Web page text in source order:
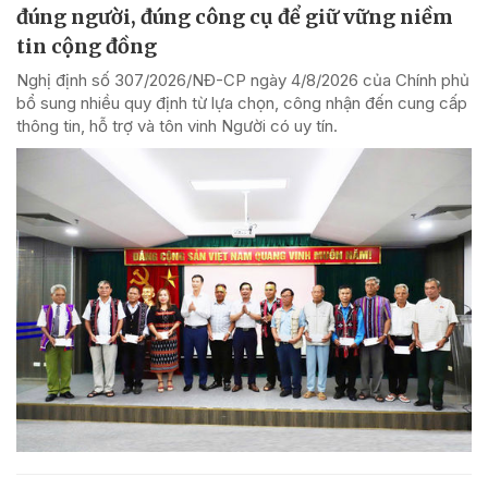
đúng người, đúng công cụ để giữ vững niềm
tin cộng đồng
Nghị định số 307/2026/NĐ-CP ngày 4/8/2026 của Chính phủ
bổ sung nhiều quy định từ lựa chọn, công nhận đến cung cấp
thông tin, hỗ trợ và tôn vinh Người có uy tín.